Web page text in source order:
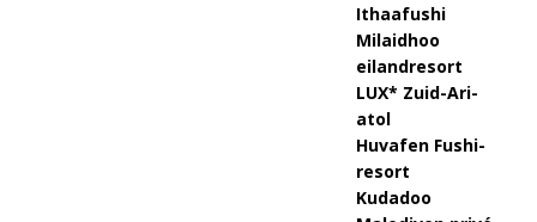
Ithaafushi
Milaidhoo
eilandresort
LUX* Zuid-Ari-
atol
Huvafen Fushi-
resort
Kudadoo